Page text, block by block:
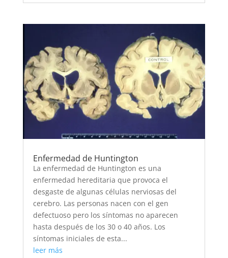
Enfermedad de Huntington
La enfermedad de Huntington es una
enfermedad hereditaria que provoca el
desgaste de algunas células nerviosas del
cerebro. Las personas nacen con el gen
defectuoso pero los síntomas no aparecen
hasta después de los 30 o 40 años. Los
síntomas iniciales de esta...
leer más